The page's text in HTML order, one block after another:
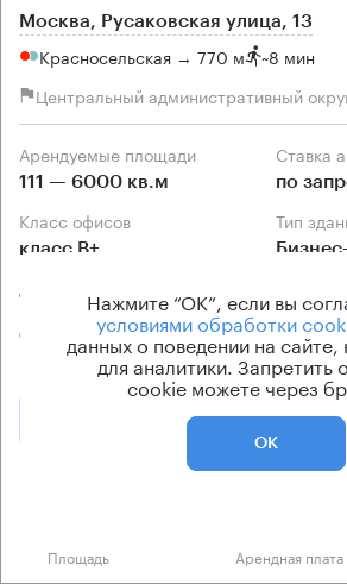
Москва, Русаковская улица, 13
Красносельская → 770 м ~8 мин
Центральный административный
Арендуемые площади
111 — 6000 кв.м
Ставка
по
Класс офисов
класс B+
Тип
Прямая аренда от
собственника
Получить
Площадь Арендная плата
Нажмите “ОК”, если вы
условиями обработки
данных о поведении на
для аналитики. Запретить
cookie можете через
ОК